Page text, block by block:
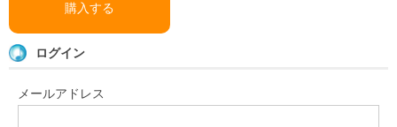
購入する
ログイン
メールアドレス